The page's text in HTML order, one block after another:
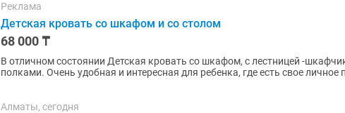
Реклама
Детская кровать со шкафом и со столом
68 000 ₸
В отличном состоянии Детская кровать со шкафом, с лестницей -
полками. Очень удобная и интересная для ребенка, где есть свое личное
Алматы, сегодня